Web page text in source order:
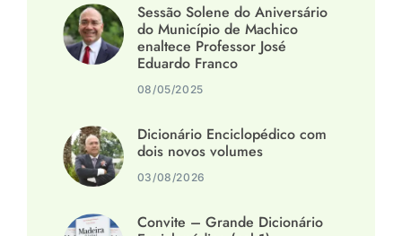
Sessão Solene do Aniversário
do Município de Machico
enaltece Professor José
Eduardo Franco
08/05/2025
Dicionário Enciclopédico com
dois novos volumes
03/08/2026
Convite – Grande Dicionário